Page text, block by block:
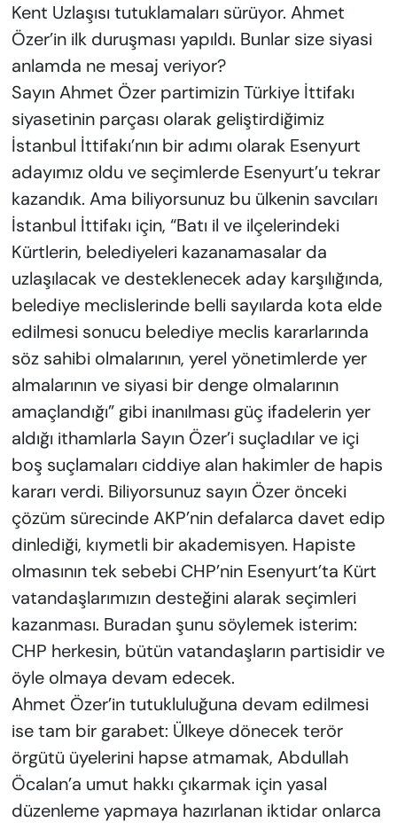
Kent Uzlaşısı tutuklamaları sürüyor. Ahmet
Özer’in ilk duruşması yapıldı. Bunlar size siyasi
anlamda ne mesaj veriyor?
Sayın Ahmet Özer partimizin Türkiye İttifakı
siyasetinin parçası olarak geliştirdiğimiz
İstanbul İttifakı’nın bir adımı olarak Esenyurt
adayımız oldu ve seçimlerde Esenyurt’u tekrar
kazandık. Ama biliyorsunuz bu ülkenin savcıları
İstanbul İttifakı için, “Batı il ve ilçelerindeki
Kürtlerin, belediyeleri kazanamasalar da
uzlaşılacak ve desteklenecek aday karşılığında,
belediye meclislerinde belli sayılarda kota elde
edilmesi sonucu belediye meclis kararlarında
söz sahibi olmalarının, yerel yönetimlerde yer
almalarının ve siyasi bir denge olmalarının
amaçlandığı” gibi inanılması güç ifadelerin yer
aldığı ithamlarla Sayın Özer’i suçladılar ve içi
boş suçlamaları ciddiye alan hakimler de hapis
kararı verdi. Biliyorsunuz sayın Özer önceki
çözüm sürecinde AKP’nin defalarca davet edip
dinlediği, kıymetli bir akademisyen. Hapiste
olmasının tek sebebi CHP’nin Esenyurt’ta Kürt
vatandaşlarımızın desteğini alarak seçimleri
kazanması. Buradan şunu söylemek isterim:
CHP herkesin, bütün vatandaşların partisidir ve
öyle olmaya devam edecek.
Ahmet Özer’in tutukluluğuna devam edilmesi
ise tam bir garabet: Ülkeye dönecek terör
örgütü üyelerini hapse atmamak, Abdullah
Öcalan’a umut hakkı çıkarmak için yasal
düzenleme yapmaya hazırlanan iktidar onlarca